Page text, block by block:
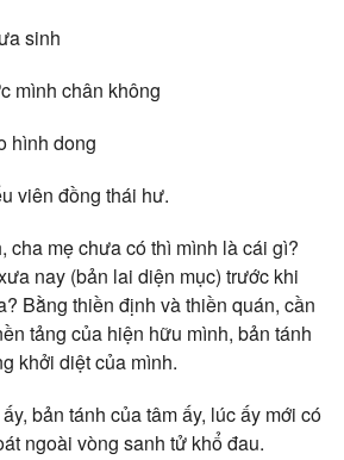
sinh
mình chân không
hình dong
viên đồng thái hư.
cha mẹ chưa có thì mình là cái gì?
nay (bản lai diện mục) trước khi
Bằng thiền định và thiền quán, cần
tảng của hiện hữu mình, bản tánh
khởi diệt của mình.
bản tánh của tâm ấy, lúc ấy mới có
ngoài vòng sanh tử khổ đau.